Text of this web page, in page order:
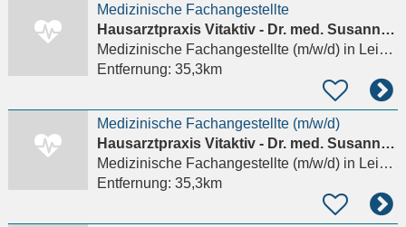
Medizinische Fachangestellte
Hausarztpraxis Vitaktiv - Dr. med. Susanne Mandera
Medizinische Fachangestellte (m/w/d)in Leimen Rhein-Neckar-Kreis, Sankt Ilgen
Entfernung: 35,3km
Medizinische Fachangestellte (m/w/d)
Hausarztpraxis Vitaktiv - Dr. med. Susanne Mandera
Medizinische Fachangestellte (m/w/d)in Leimen Rhein-Neckar-Kreis, Sankt Ilgen
Entfernung: 35,3km